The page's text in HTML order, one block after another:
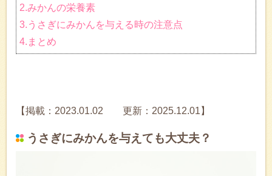
2.みかんの栄養素
3.うさぎにみかんを与える時の注意点
4.まとめ
【掲載：2023.01.02 更新：2025.12.01】
うさぎにみかんを与えても大丈夫？